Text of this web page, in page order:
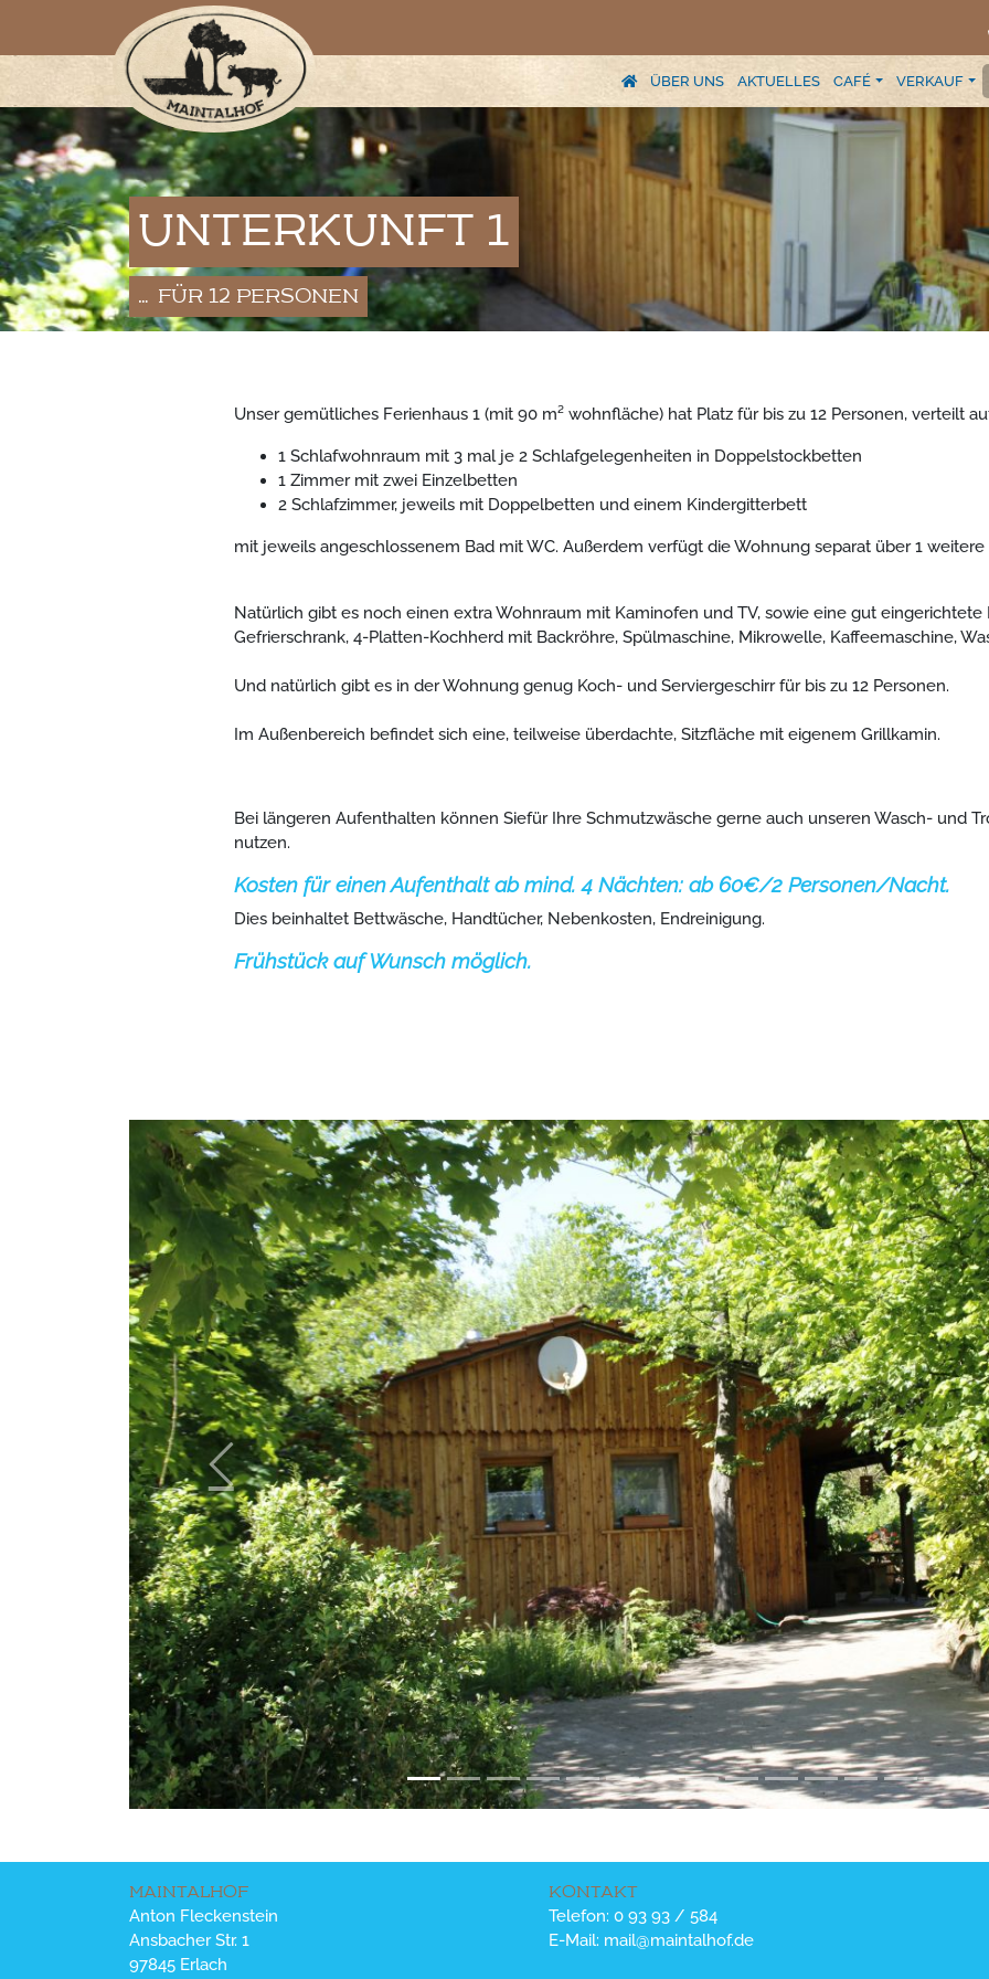
ÜBER UNS AKTUELLES CAFÉ VERKAUF
UNTERKUNFT 1
… FÜR 12 PERSONEN
Unser gemütliches Ferienhaus 1 (mit 90 m² wohnfläche) hat Platz für bis zu 12 Personen, verteilt
1 Schlafwohnraum mit 3 mal je 2 Schlafgelegenheiten in Doppelstockbetten
1 Zimmer mit zwei Einzelbetten
2 Schlafzimmer, jeweils mit Doppelbetten und einem Kindergitterbett
mit jeweils angeschlossenem Bad mit WC. Außerdem verfügt die Wohnung separat über 1
Natürlich gibt es noch einen extra Wohnraum mit Kaminofen und TV, sowie eine gut
Gefrierschrank, 4-Platten-Kochherd mit Backröhre, Spülmaschine, Mikrowelle, Kaffeemaschine,
Und natürlich gibt es in der Wohnung genug Koch- und Serviergeschirr für bis zu 12 Personen.
Im Außenbereich befindet sich eine, teilweise überdachte, Sitzfläche mit eigenem Grillkamin.
Bei längeren Aufenthalten können Siefür Ihre Schmutzwäsche gerne auch unseren Wasch- und
nutzen.
Kosten für einen Aufenthalt ab mind. 4 Nächten: ab 60€/2 Personen/Nacht.
Dies beinhaltet Bettwäsche, Handtücher, Nebenkosten, Endreinigung.
Frühstück auf Wunsch möglich.
Previous
MAINTALHOF
Anton Fleckenstein
Ansbacher Str. 1
97845 Erlach
KONTAKT
Telefon: 0 93 93 / 584
E-Mail: mail@maintalhof.de